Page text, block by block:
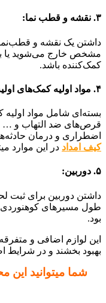
۳. نقشه و قطب نما:
داشتن یک نقشه و قطب‌نما
مشخص خارج می‌شوید یا به
کمک‌کننده باشد.
۴. مواد اولیه کمک‌های اولیه:
بسته‌ای شامل مواد اولیه
قرص‌های ضد التهاب و …
اضطراری و درمان
کیف امداد در این موارد
۵. دوربین:
داشتن دوربین برای ثبت
طول مسیرهای کوهنوردی
بود.
این لوازم اضافی و
بهبود بخشند و در شرایط
شما میتوانید این